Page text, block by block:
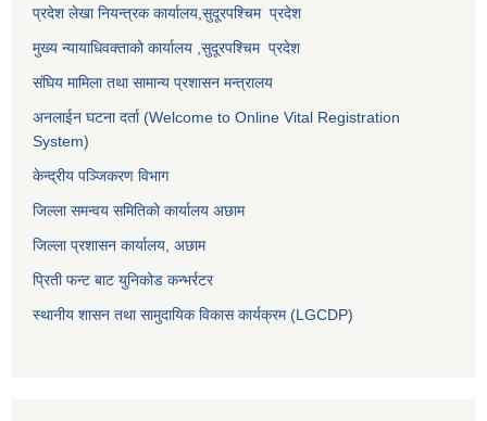
प्रदेश लेखा नियन्त्रक कार्यालय, सुदूरपश्चिम प्रदेश
मुख्य न्यायाधिवक्ताको कार्यालय , सुदूरपश्चिम प्रदेश
संघिय मामिला तथा सामान्य प्रशासन मन्त्रालय
अनलाईन घटना दर्ता (Welcome to Online Vital Registration
System)
केन्द्रीय पञ्जिकरण विभाग
जिल्ला समन्वय समितिको कार्यालय अछाम
जिल्ला प्रशासन कार्यालय, अछाम
प्रिती फन्ट बाट युनिकोड कन्भर्रटर
स्थानीय शासन तथा सामुदायिक विकास कार्यक्रम (LGCDP)